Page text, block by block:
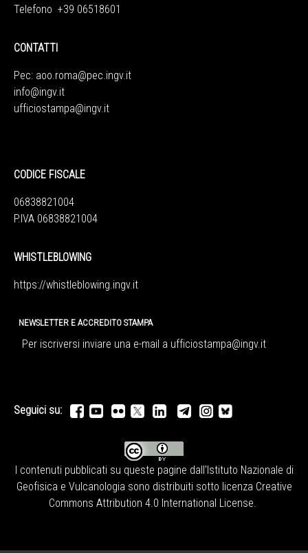
Telefono +39 06518601
CONTATTI
Pec: aoo.roma@pec.ingv.it
info@ingv.it
ufficiostampa@ingv.it
CODICE FISCALE
06838821004
P.IVA 06838821004
WHISTLEBLOWING
https://whistleblowing.ingv.it
NEWSLETTER E ACCREDITO STAMPA
Per iscriversi inviare una e-mail a ufficiostampa@ingv.it
Seguici su:
I contenuti pubblicati su queste pagine dall' Istituto Nazionale di
Geofisica e Vulcanologia sono distribuiti sotto licenza Creative
Commons Attribution 4.0 International License.